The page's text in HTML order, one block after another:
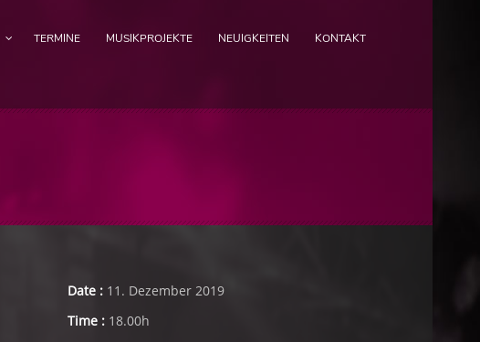
TERMINE MUSIKPROJEKTE NEUIGKEITEN KONTAKT
Date : 11. Dezember 2019
Time : 18.00h